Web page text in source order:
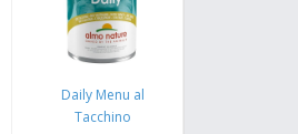
Daily Menu al
Tacchino